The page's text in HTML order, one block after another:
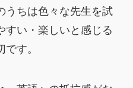
うちは色々な先生を試
すい・楽しいと感じる
す。